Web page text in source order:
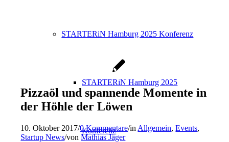
STARTERiN Hamburg 2025 Konferenz
STARTERiN Hamburg 2025
Konferenz
Pizzaöl und spannende Momente in
der Höhle der Löwen
10. Oktober 2017/0 Kommentare/in Allgemein,Events,
Startup News/vonMathias Jäger